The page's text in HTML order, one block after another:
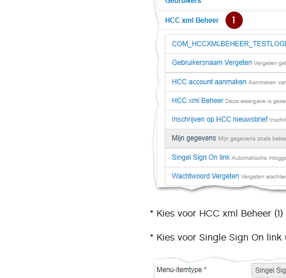
* Kies voor HCC xml Beheer (1)
* Kies voor Single Sign On link